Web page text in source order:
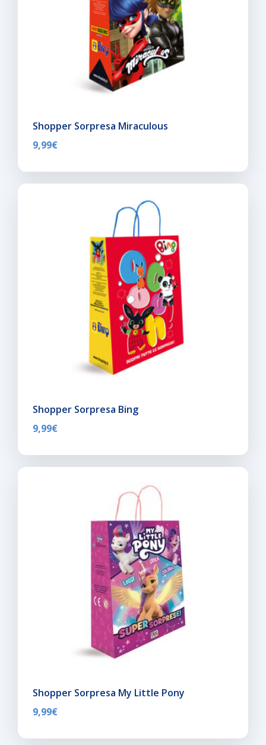
Shopper Sorpresa Miraculous
9,99€
Shopper Sorpresa Bing
9,99€
Shopper Sorpresa My Little Pony
9,99€